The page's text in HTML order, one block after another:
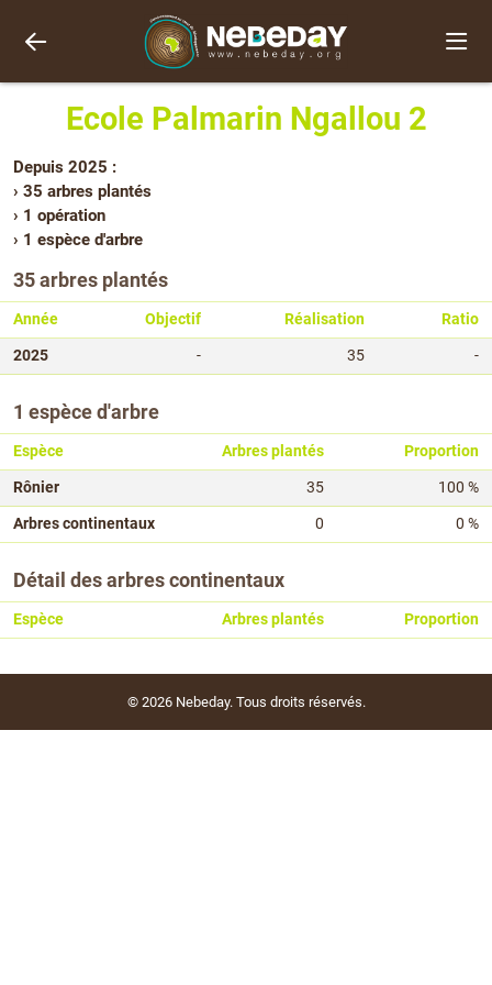
Ecole Palmarin Ngallou 2
Depuis 2025 :
› 35 arbres plantés
› 1 opération
› 1 espèce d'arbre
35 arbres plantés
Année Objectif Réalisation
Ratio
2025
- 35 -
1 espèce d'arbre
Espèce Arbres plantés
Proportion
Rônier
35
100 %
Arbres continentaux
0 0 %
Détail des arbres continentaux
Espèce Arbres plantés Proportion
© 2026 Nebeday. Tous droits réservés.